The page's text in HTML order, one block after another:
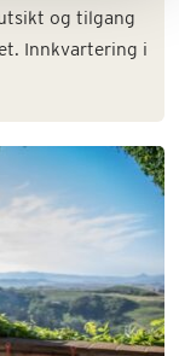
og tilgang
Innkvartering i